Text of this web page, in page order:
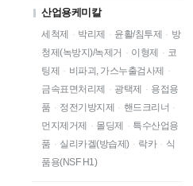
산업용케미칼
세척제 · 박리제 · 윤활/침투제 · 방
청제(녹방지)/녹제거 · 이형제 · 코
팅제 · 비파괴, 가스누출검사제
·
금속표면처리제
· 광택제 · 용접용
품 · 정전기방지제 · 핸드크리너 ·
먼지제거제
· 몰딩제 · 특수산업용
품 · 실리카겔(방습제) · 락카 · 식
품용(NSF H1)